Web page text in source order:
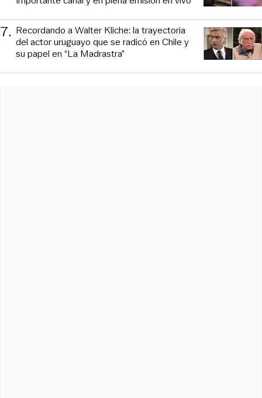
7. Recordando a Walter Kliche: la trayectoria
del actor uruguayo que se radicó en Chile y
su papel en “La Madrastra”